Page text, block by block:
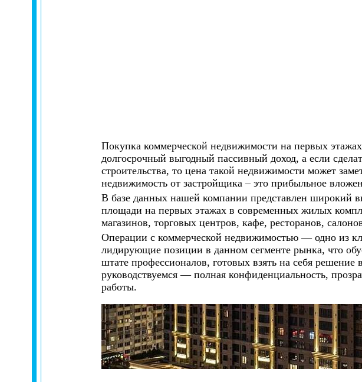
Покупка коммерческой недвижимости на первых
долгосрочный выгодный пассивный доход, а если
строительства, то цена такой недвижимости может
недвижимость от застройщика – это прибыльное
В базе данных нашей компании представлен широкий
площади на первых этажах в современных жилых
магазинов, торговых центров, кафе, ресторанов,
Операции с коммерческой недвижимостью — одно из
лидирующие позиции в данном сегменте рынка, что
штате профессионалов, готовых взять на себя
руководствуемся — полная конфиденциальность,
работы.